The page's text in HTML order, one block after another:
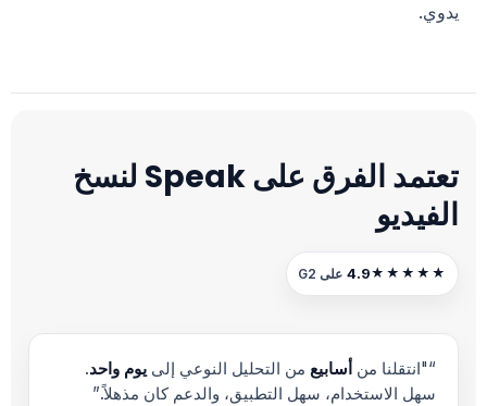
يدوي.
تعتمد الفرق على Speak لنسخ
الفيديو
★★★★★
4.9 على G2
“"انتقلنا من أسابيع من التحليل النوعي إلى يوم واحد.
سهل الاستخدام، سهل التطبيق، والدعم كان مذهلاً.”